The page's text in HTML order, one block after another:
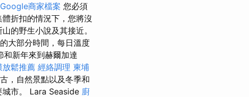
Google商家檔案 您必須
折扣的情況下，您將沒
的野生小說及其接近。
大部分時間，每日溫度
和新年來到赫爾加達
放鬆推薦 經絡調理 柬埔
，自然景點以及冬季和
城市。 Lara Seaside 廚